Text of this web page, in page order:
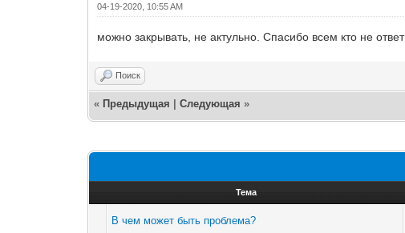
04-19-2020, 10:55 AM
можно закрывать, не актульно. Спасибо всем кто не
Поиск
« Предыдущая |Следующая»
Тема
В чем может быть проблема?